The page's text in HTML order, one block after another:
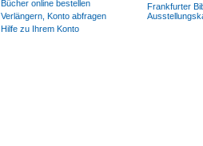
Bücher online bestellen
Verlängern, Konto abfragen
Hilfe zu Ihrem Konto
Frankfurter